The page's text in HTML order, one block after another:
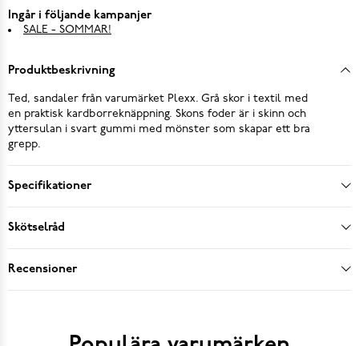
Ingår i följande kampanjer
SALE - SOMMAR!
Produktbeskrivning
Ted, sandaler från varumärket Plexx. Grå skor i textil med
en praktisk kardborreknäppning. Skons foder är i skinn och
yttersulan i svart gummi med mönster som skapar ett bra
grepp.
Specifikationer
Skötselråd
Recensioner